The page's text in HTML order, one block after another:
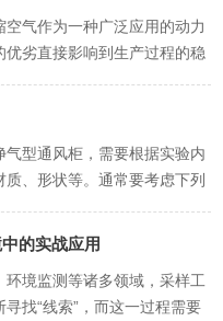
的功率。有放射性物质或过
气作为一种广泛应用的动力
劣直接影响到生产过程的稳
侦察兵”，能够准确、及时地
构设计紧密围绕高效、准确
型通风柜，需要根据实验内
、形状等。通常要考虑下列
。热源：当使用带热源的设
机的功率。有放射性物质或过
的实战应用
境监测等诸多领域，采样工
找“线索”，而这一过程需要